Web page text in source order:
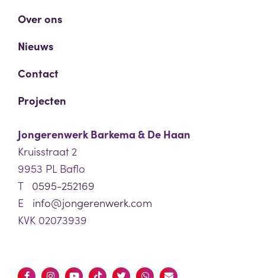
Over ons
Nieuws
Contact
Projecten
Jongerenwerk Barkema & De Haan
Kruisstraat 2
9953 PL Baflo
T 0595-252169
E info@jongerenwerk.com
KVK 02073939